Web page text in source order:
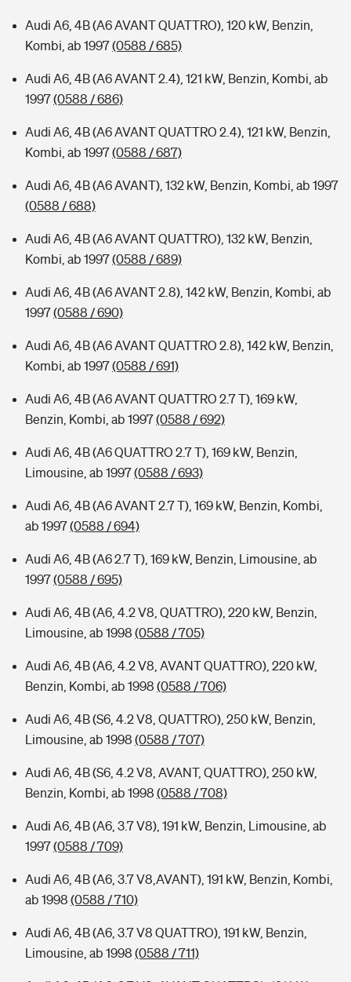
Audi A6, 4B (A6 AVANT QUATTRO), 120 kW, Benzin,
Kombi, ab 1997(0588 / 685)
Audi A6, 4B (A6 AVANT 2.4), 121 kW, Benzin, Kombi, ab
1997(0588 / 686)
Audi A6, 4B (A6 AVANT QUATTRO 2.4), 121 kW, Benzin,
Kombi, ab 1997(0588 / 687)
Audi A6, 4B (A6 AVANT), 132 kW, Benzin, Kombi, ab 1997
(0588 / 688)
Audi A6, 4B (A6 AVANT QUATTRO), 132 kW, Benzin,
Kombi, ab 1997(0588 / 689)
Audi A6, 4B (A6 AVANT 2.8), 142 kW, Benzin, Kombi, ab
1997(0588 / 690)
Audi A6, 4B (A6 AVANT QUATTRO 2.8), 142 kW, Benzin,
Kombi, ab 1997(0588 / 691)
Audi A6, 4B (A6 AVANT QUATTRO 2.7 T), 169 kW,
Benzin, Kombi, ab 1997(0588 / 692)
Audi A6, 4B (A6 QUATTRO 2.7 T), 169 kW, Benzin,
Limousine, ab 1997(0588 / 693)
Audi A6, 4B (A6 AVANT 2.7 T), 169 kW, Benzin, Kombi,
ab 1997(0588 / 694)
Audi A6, 4B (A6 2.7 T), 169 kW, Benzin, Limousine, ab
1997(0588 / 695)
Audi A6, 4B (A6, 4.2 V8, QUATTRO), 220 kW, Benzin,
Limousine, ab 1998 (0588 / 705)
Audi A6, 4B (A6, 4.2 V8, AVANT QUATTRO), 220 kW,
Benzin, Kombi, ab 1998 (0588 / 706)
Audi A6, 4B (S6, 4.2 V8, QUATTRO), 250 kW, Benzin,
Limousine, ab 1998 (0588 / 707)
Audi A6, 4B (S6, 4.2 V8, AVANT, QUATTRO), 250 kW,
Benzin, Kombi, ab 1998 (0588 / 708)
Audi A6, 4B (A6, 3.7 V8), 191 kW, Benzin, Limousine, ab
1997(0588 / 709)
Audi A6, 4B (A6, 3.7 V8,AVANT), 191 kW, Benzin, Kombi,
ab 1998 (0588 / 710)
Audi A6, 4B (A6, 3.7 V8 QUATTRO), 191 kW, Benzin,
Limousine, ab 1998 (0588 / 711)